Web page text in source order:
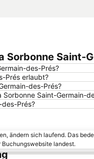
Sorbonne Saint-
des-Prés?
Prés erlaubt?
des-Prés?
Saint-Germain-
Prés?
ändern sich laufend. Das
landest.